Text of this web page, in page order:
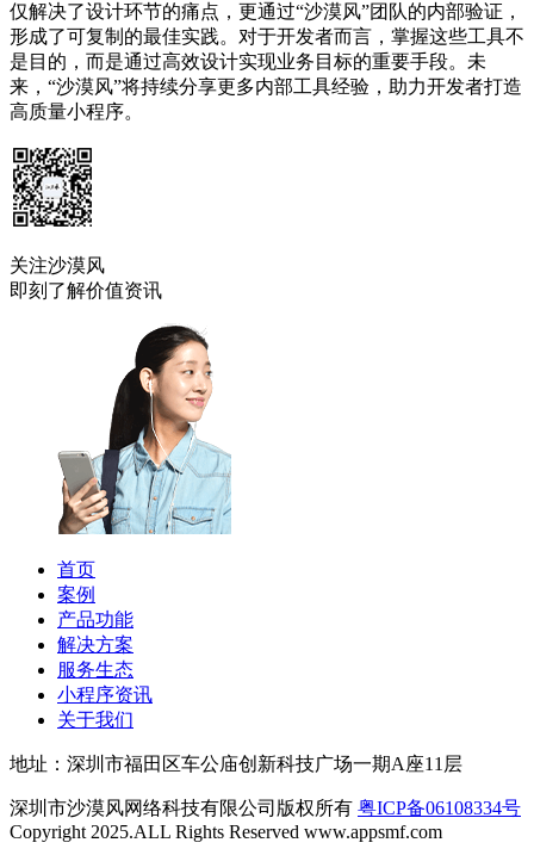
仅解决了设计环节的痛点，更通过“沙漠风”团队的内部验证，
形成了可复制的最佳实践。对于开发者而言，掌握这些工具不
是目的，而是通过高效设计实现业务目标的重要手段。未
来，“沙漠风”将持续分享更多内部工具经验，助力开发者打造
高质量小程序。
关注沙漠风
即刻了解价值资讯
首页
案例
产品功能
解决方案
服务生态
小程序资讯
关于我们
地址：深圳市福田区车公庙创新科技广场一期A座11层
深圳市沙漠风网络科技有限公司版权所有 粤ICP备06108334号
Copyright 2025.ALL Rights Reserved www.appsmf.com